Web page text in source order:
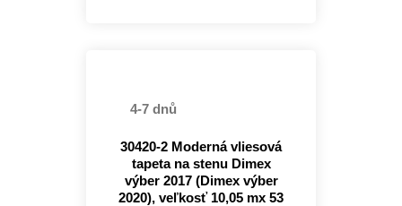
4-7 dnů
30420-2 Moderná vliesová
tapeta na stenu Dimex
výber 2017 (Dimex výber
2020), veľkosť 10,05 mx 53